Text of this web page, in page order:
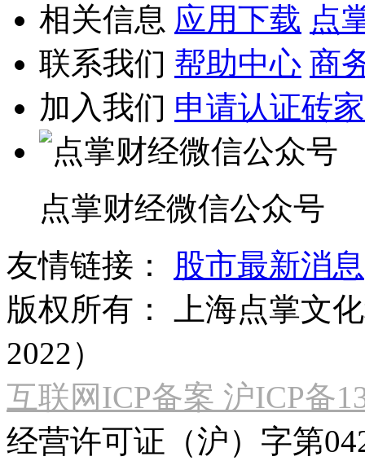
相关信息 应用下载 点
联系我们 帮助中心 商
加入我们 申请认证砖家
点掌财经微信公众号
友情链接：
股市最新消息
版权所有：
上海点掌文
2022）
互联网ICP备案 沪ICP备
经营许可证（沪）字第